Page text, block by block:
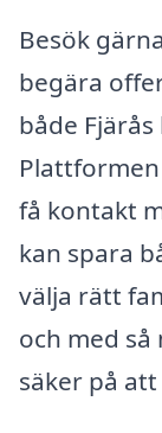
Besök
begära
både
få kontakt
kan spara
välja rätt
och med
säker på